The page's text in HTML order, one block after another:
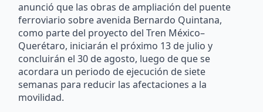
anunció que las obras de ampliación del puente
ferroviario sobre avenida Bernardo Quintana,
como parte del proyecto del Tren México–
Querétaro, iniciarán el próximo 13 de julio y
concluirán el 30 de agosto, luego de que se
acordara un periodo de ejecución de siete
semanas para reducir las afectaciones a la
movilidad.